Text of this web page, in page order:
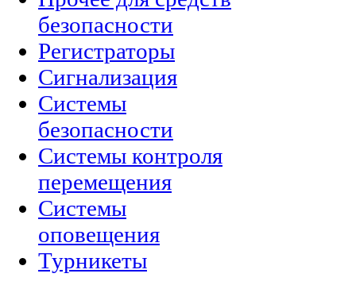
безопасности
Регистраторы
Сигнализация
Системы
безопасности
Системы контроля
перемещения
Системы
оповещения
Турникеты